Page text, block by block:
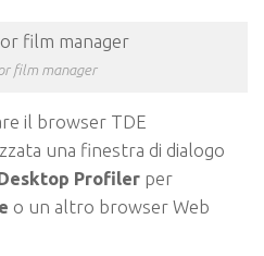
film manager
il browser TDE
una finestra di dialogo
Profiler per
o un altro browser Web